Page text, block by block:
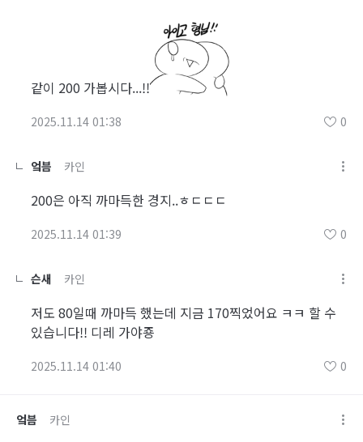
같이 200 가봅시다...!!
2025.11.14 01:38 0
엌븜 카인
200은 아직 까마득한 경지..ㅎㄷㄷㄷ
2025.11.14 01:39 0
슨새 카인
저도 80일때 까마득 했는데 지금 170찍었어요 ㅋㅋ 할 수
있습니다!! 디레 가야죵
2025.11.14 01:40 0
엌븜 카인